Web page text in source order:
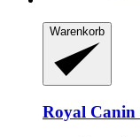
Warenkorb
Royal Canin